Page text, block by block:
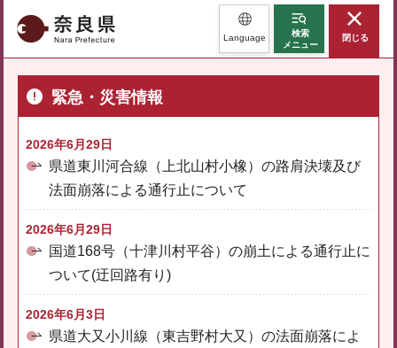
奈良県 Language
検索
メニュー
閉じる
緊急・災害情報
2026年6月29日
県道東川河合線（上北山村小橡）の路肩決壊及び
法面崩落による通行止について
2026年6月29日
国道168号（十津川村平谷）の崩土による通行止に
ついて(迂回路有り)
2026年6月3日
県道大又小川線（東吉野村大又）の法面崩落によ